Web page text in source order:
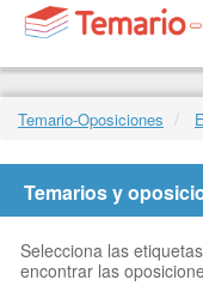
Temario-Oposiciones
Temarios y
Selecciona las
encontrar las